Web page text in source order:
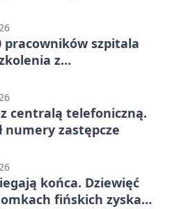
pracowników szpitala
z
centralą telefoniczną.
numery zastępcze
końca. Dziewięć
fińskich zyska